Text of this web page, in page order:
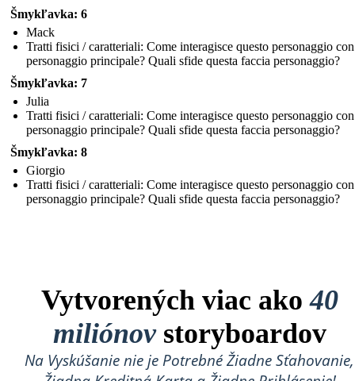
Šmykľavka: 6
Mack
Tratti fisici / caratteriali: Come interagisce questo personaggio
personaggio principale? Quali sfide questa faccia personaggio?
Šmykľavka: 7
Julia
Tratti fisici / caratteriali: Come interagisce questo personaggio
personaggio principale? Quali sfide questa faccia personaggio?
Šmykľavka: 8
Giorgio
Tratti fisici / caratteriali: Come interagisce questo personaggio
personaggio principale? Quali sfide questa faccia personaggio?
Vytvorených viac ako40
miliónovstoryboardov
Na Vyskúšanie nie je Potrebné Žiadne Sťahovanie,